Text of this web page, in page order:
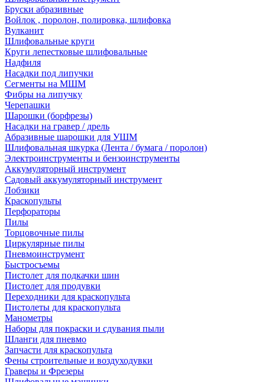
Бруски абразивные
Войлок , поролон, полировка, шлифовка
Вулканит
Шлифовальные круги
Круги лепестковые шлифовальные
Надфиля
Насадки под липучки
Сегменты на МШМ
Фибры на липучку
Черепашки
Шарошки (борфрезы)
Насадки на гравер / дрель
Абразивные шарошки для УШМ
Шлифовальная шкурка (Лента / бумага / поролон)
Электроинструменты и бензоинструменты
Аккумуляторный инструмент
Садовый аккумуляторный инструмент
Лобзики
Краскопульты
Перфораторы
Пилы
Торцовочные пилы
Циркулярные пилы
Пневмоинструмент
Быстросъемы
Пистолет для подкачки шин
Пистолет для продувки
Переходники для краскопульта
Пистолеты для краскопульта
Манометры
Наборы для покраски и сдувания пыли
Шланги для пневмо
Запчасти для краскопульта
Фены строительные и воздуходувки
Граверы и Фрезеры